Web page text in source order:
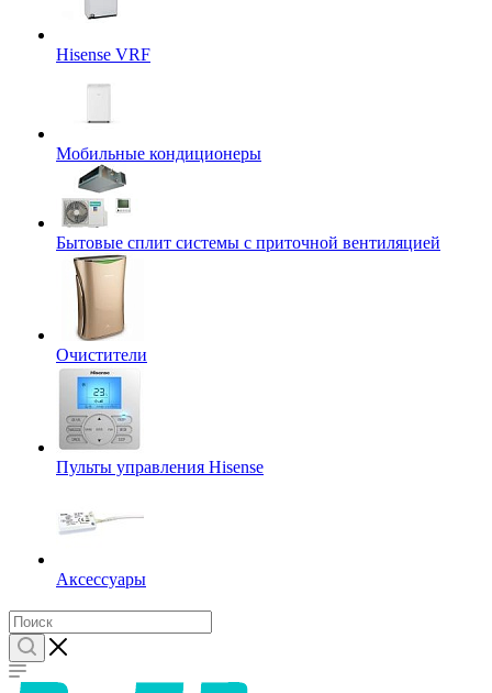
Hisense VRF
Мобильные кондиционеры
Бытовые сплит системы с приточной вентиляцией
Очистители
Пульты управления Hisense
Аксессуары